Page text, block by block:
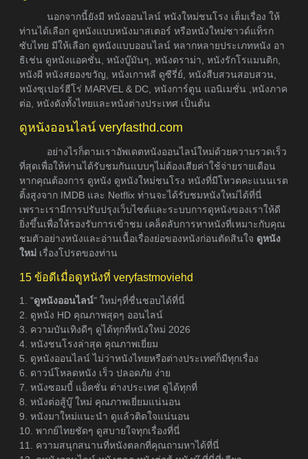
นอกจากนี้ยังมี หนังออนไลน์ หนังใหม่ชนโรง เต็มเรื่อง ให้
ท่านได้เลือก ดูหนังแบบหนังมาสเตอร์ หรือหนังใหม่ซาวด์แท็รก
ซับไทย มีให้เลือก ดูหนังแบบออนไลน์ หลากหลายประเภทหนัง อา
ธิเช่น ดูหนังแอคชั่น, หนังบู๊มันๆ, หนังดราม่า, หนังรักโรแมนติก,
หนังผี หนังสยองขวัญ, หนังเกาหลี ดูซีรี่ย์, หนังสืบสวนสอบสวน,
หนังซุเปอร์ฮีโร่ MARVEL & DC, หนังการ์ตูน แอนิเมชั่น ,หนังภาค
ต่อ, หนังดังทั้งไทยและหนังต่างประเทศ เป็นต้น
ดูหนังออนไลน์ veryfasthd.com
อย่างไรก็ตามเราอัพเดตหนังออนไลน์ใหม่ด้วยความรวดเร็ว
ที่สุดเพื่อให้ท่านได้รับชมกันแบบๆไม่ต้องเสียค่าใช้จ่ายรายเดือน
หากคุณต้องการ ดูหนัง ดูหนังใหม่ชนโรง หนังที่มีโหวตคะแนนเรต
ติ้งสูงจาก IMDB และ Netflix ท่านจะได้รับชมหนังใหม่ได้ที่นี่
เพราะเรามีการปรับปรุงเว็บไซต์และระบบการดูหนังของเราให้ดี
ยิ่งขึ้นเพื่อให้รองรับการเข้าชม เคล็ดลับการหาหนังที่เหมาะกับคุณ
ชมตัวอย่างหนังและอ่านเนื้อเรื่องย่อของหนังก่อนตัดสินใจ ดูหนัง
ใหม่ เรื่องโปรดของท่าน
15 ข้อดีเมื่อดูหนังที่ veryfastmoviehd
1. "ดูหนังออนไลน์" ใหม่ๆที่ชื่นชอบได้ที่นี่
2. ดูหนัง HD คุณภาพสุดๆ ออนไลน์
3. ความบันเทิงดีๆ ดูได้ทุกที่หนังใหม่ 2026
4. หนังชนโรงล่าสุด คุณภาพเยี่ยม
5. ดูหนังออนไลน์ ไม่ว่าหนังไทยหรือต่างประเทศก็มีทุกเรื่อง
6. ดาวน์โหลดหนัง เร็ว ปลอดภัย ง่าย
7. หนังซอมบี้ แอ็คชั่น ต่างประเทศ ดูได้ทุกที่
8. หนังต่อสู้บู๊ ใหม่ คุณภาพเยี่ยมแน่นอน
9. หนังมาใหม่แนะนำ ดูแล้วติดใจแน่นอน
10. พากย์ไทยชัดๆ ดูสบายใจทุกเรื่องที่นี่
11. ความสนุกสนานที่หนังตลกที่คุณถามหาได้ที่นี่